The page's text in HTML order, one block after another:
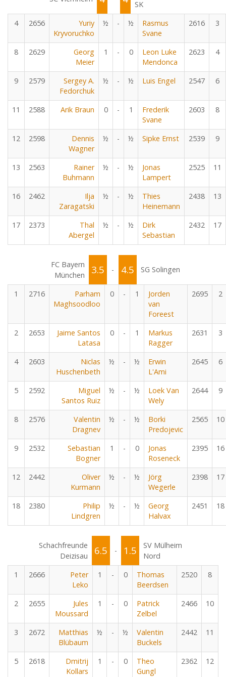
SK
4
2656
Yuriy
Kryvoruchko
½ - ½
Rasmus
Svane
2616 3
8 2629
Georg
Meier
1 - 0
Leon Luke
Mendonca
2623 4
9 2579
Sergey A.
Fedorchuk
½ - ½ Luis Engel 2547 6
11 2588 Arik Braun 0 - 1
Frederik
Svane
2603 8
12 2598
Dennis
Wagner
½ - ½ Sipke Ernst 2539 9
13 2563
Rainer
Buhmann
½ - ½
Jonas
Lampert
2525 11
16 2462
Ilja
Zaragatski
½ - ½
Thies
Heinemann
2438 13
17 2373
Thal
Abergel
½ - ½
Dirk
Sebastian
2432 17
FC Bayern
München
3.5 - 4.5 SG Solingen
1 2716
Parham
Maghsoodloo
0 - 1
Jorden
van
Foreest
2695 2
2 2653
Jaime Santos
Latasa
0 - 1
Markus
Ragger
2631 3
4 2603
Niclas
Huschenbeth
½ - ½
Erwin
L'Ami
2645 6
5 2592
Miguel
Santos Ruiz
½ - ½
Loek Van
Wely
2644 9
8 2576
Valentin
Dragnev
½ - ½
Borki
Predojevic
2565 10
9 2532
Sebastian
Bogner
1 - 0
Jonas
Roseneck
2395 16
12 2442
Oliver
Kurmann
½ - ½
Jörg
Wegerle
2398 17
18 2380
Philip
Lindgren
½ - ½
Georg
Halvax
2451 18
Schachfreunde
Deizisau
6.5 - 1.5
SV Mülheim
Nord
1
2666
Peter
Leko
1 - 0
Thomas
Beerdsen
2520 8
2 2655
Jules
Moussard
1 - 0
Patrick
Zelbel
2466 10
3 2672
Matthias
Blübaum
½ - ½
Valentin
Buckels
2442 11
5 2618
Dmitrij
Kollars
1 - 0
Theo
Gungl
2362 12